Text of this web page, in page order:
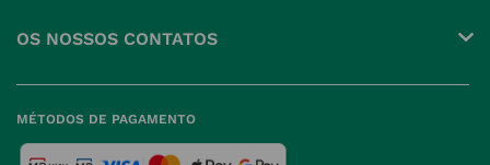
Política de Privacidade
OS NOSSOS CONTATOS
MÉTODOS DE PAGAMENTO